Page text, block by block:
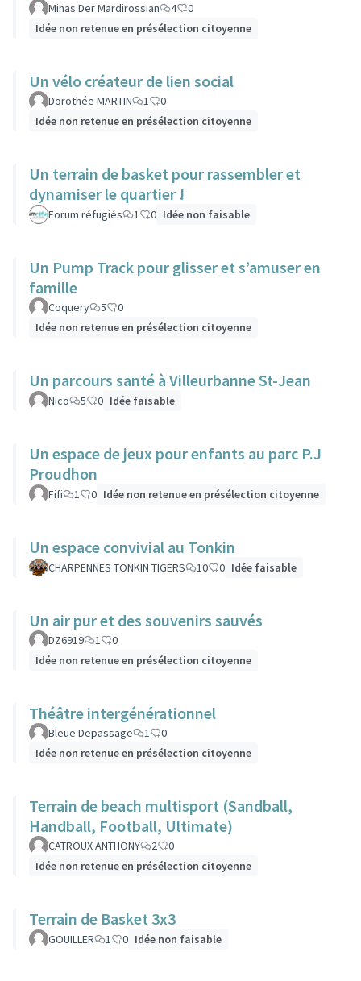
Minas Der Mardirossian 4
0
Idée non retenue en présélection citoyenne
Un vélo créateur de lien social
Dorothée MARTIN 1
0
Idée non retenue en présélection citoyenne
Un terrain de basket pour rassembler et
dynamiser le quartier !
Forum réfugiés 1 0 Idée non faisable
Un Pump Track pour glisser et s’amuser en
famille
Coquery 5
0
Idée non retenue en présélection citoyenne
Un parcours santé à Villeurbanne St-Jean
Nico 5 0 Idée faisable
Un espace de jeux pour enfants au parc P.J
Proudhon
Fifi 1 0 Idée non retenue en présélection citoyenne
Un espace convivial au Tonkin
CHARPENNES TONKIN TIGERS 10 0 Idée faisable
Un air pur et des souvenirs sauvés
DZ6919 1
0
Idée non retenue en présélection citoyenne
Théâtre intergénérationnel
Bleue Depassage 1
0
Idée non retenue en présélection citoyenne
Terrain de beach multisport (Sandball,
Handball, Football, Ultimate)
CATROUX ANTHONY 2
0
Idée non retenue en présélection citoyenne
Terrain de Basket 3x3
GOUILLER 1 0 Idée non faisable